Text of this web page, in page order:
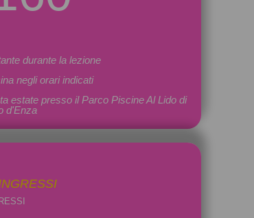
durante la lezione
negli orari indicati
estate presso il Parco Piscine Al Lido di
d'Enza